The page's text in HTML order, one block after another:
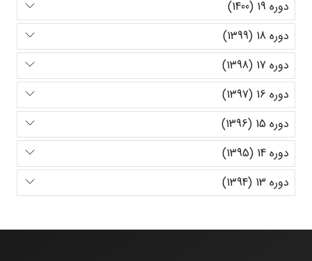
دوره 19 (1400)
دوره 18 (1399)
دوره 17 (1398)
دوره 16 (1397)
دوره 15 (1396)
دوره 14 (1395)
دوره 13 (1394)